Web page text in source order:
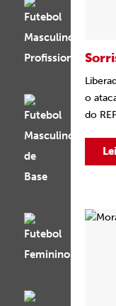
o
do